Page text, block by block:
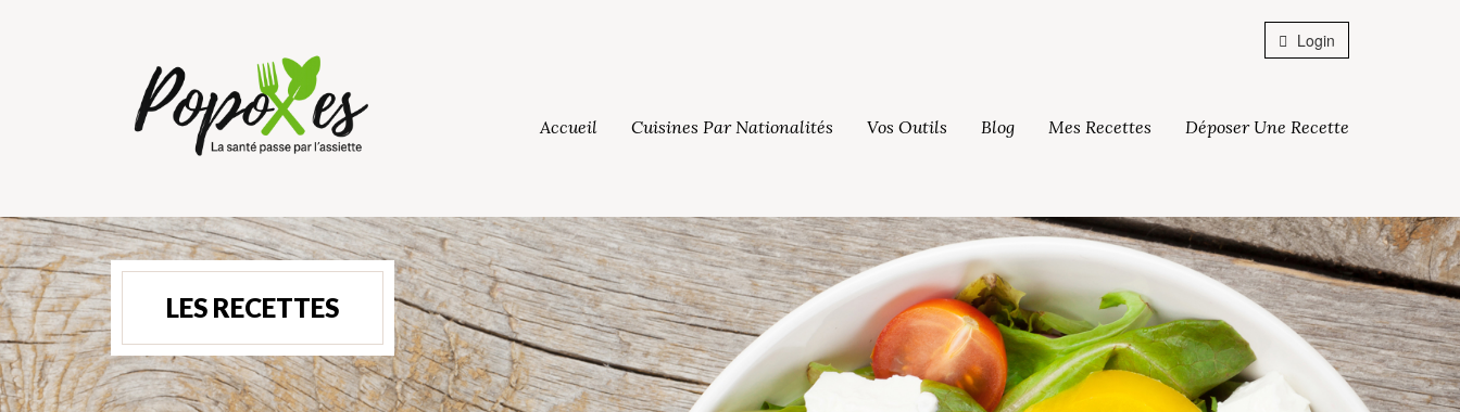
Login
Accueil Cuisines Par Nationalités Vos Outils Blog Mes Recettes Déposer Une Recette
LES RECETTES